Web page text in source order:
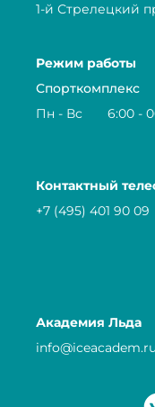
1-й Стрелецкий
Режим работы
Спорткомплекс
Пн - Вс
6:00 -
Контактный
+7 (495) 401 90 09
Академия Льда
info@iceacadem.ru